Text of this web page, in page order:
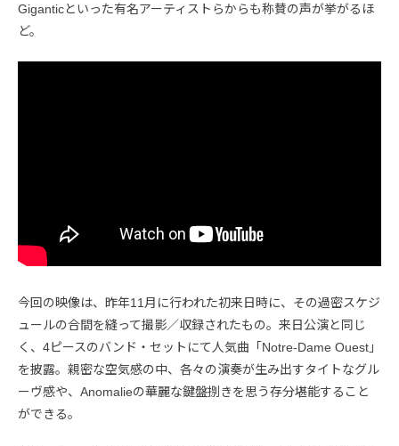
Giganticといった有名アーティストらからも称賛の声が挙がるほ
ど。
今回の映像は、昨年11月に行われた初来日時に、その過密スケジ
ュールの合間を縫って撮影／収録されたもの。来日公演と同じ
く、4ピースのバンド・セットにて人気曲「Notre-Dame Ouest」
を披露。親密な空気感の中、各々の演奏が生み出すタイトなグル
ーヴ感や、Anomalieの華麗な鍵盤捌きを思う存分堪能すること
ができる。